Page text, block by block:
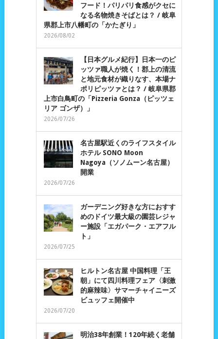
フード！パリパリ食感がクセに
なる名物焼きそばとは？ / 岐阜
県郡上市八幡町の「かたぎり」
2026/08/02
【日本グルメ紀行】日本一のピ
ッツァ職人が焼く！郡上の清流
と地元食材が織りなす、本場ナ
ポリピッツァとは？ / 岐阜県郡
上市白鳥町の「Pizzeria Gonza（ピッツェ
リア ゴンザ）」
2026/07/26
名古屋駅近くのライフスタイル
ホテル SONO Moon
Nagoya（ソノムーン名古屋）
開業
2026/07/26
ガーデニング好きな方におすす
めのドイツ最大級の園芸レジャ
ー施設「エガパーク・エアフル
ト」
2026/07/25
ヒルトン名古屋 中国料理「王
朝」にて四川料理フェア〈刺激
的麻辣味〉サマーチャイニーズ
ビュッフェ開催中
2026/07/20
明治38年創業！120年続く老舗